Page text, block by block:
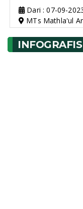
Dari : 07-09-
MTs Mathla'ul
INFOGRAFIS